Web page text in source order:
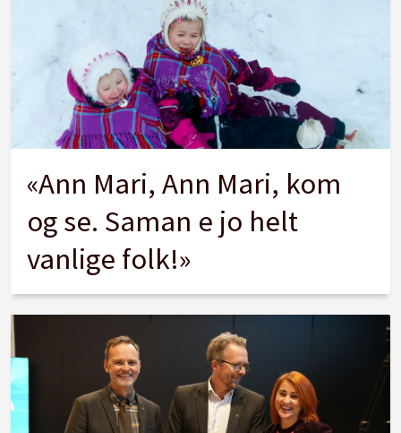
«Ann Mari, Ann Mari, kom
og se. Saman e jo helt
vanlige folk!»